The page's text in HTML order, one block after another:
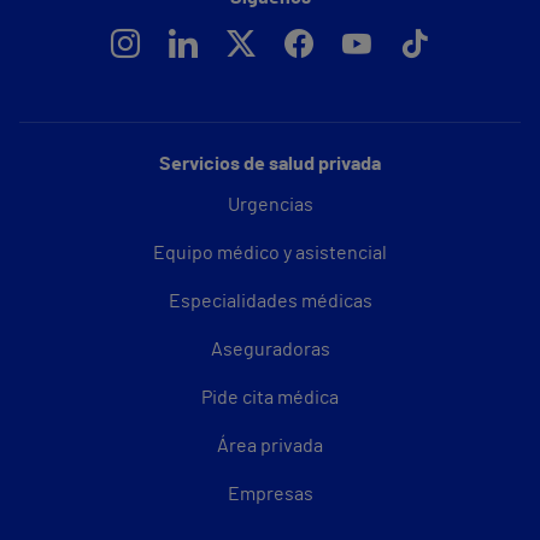
Servicios de salud privada
Urgencias
Equipo médico y asistencial
Especialidades médicas
Aseguradoras
Pide cita médica
Área privada
Empresas